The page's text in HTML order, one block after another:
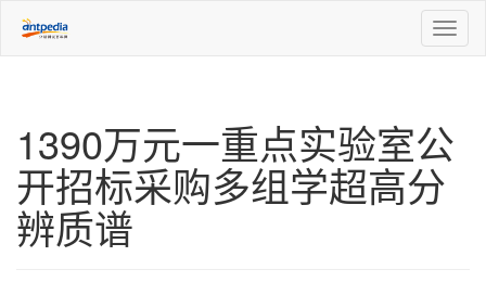
1390万元一重点实验室公
开招标采购多组学超高分
辨质谱